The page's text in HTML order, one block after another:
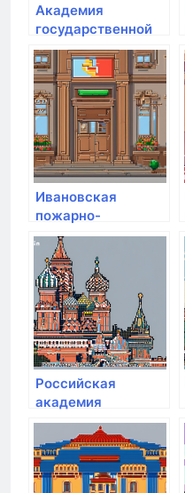
Академия
государственной
противопожарной
службы МЧС
России
Ивановская
пожарно-
спасательная
академия
государственной
противопожарной
службы МЧС
России
Российская
академия
народного
хозяйства и
государственной
службы при